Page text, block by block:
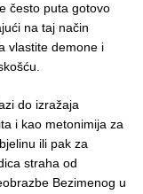
često puta gotovo
na taj način
vlastite demone i
do izražaja
i kao metonimija za
ili pak za
straha od
Bezimenog u